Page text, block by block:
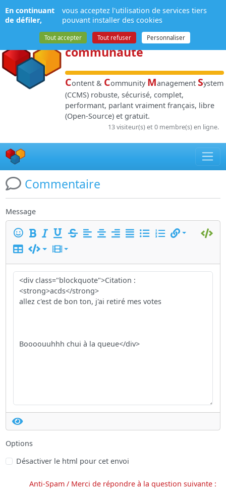
NPDS:Gestion de
contenuet de
communauté
Content & Community Management System
(CCMS) robuste, sécurisé, complet,
performant, parlant vraiment français, libre
(Open-Source) et gratuit.
13 visiteur(s) et 0 membre(s) en ligne.
Commentaire
Message
Options
Désactiver le html pour cet envoi
Anti-Spam / Merci de répondre à la question suivante :
Panneau de gestion des cookies
En continuant
de défiler,
vous acceptez l'utilisation de services tiers
pouvant installer des cookies
Tout accepter Tout refuser Personnaliser